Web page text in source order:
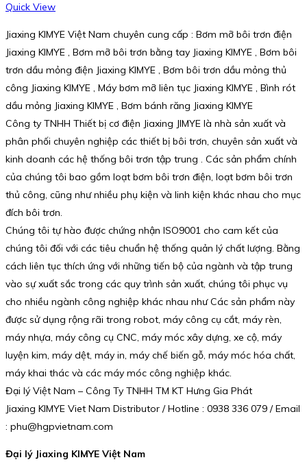
Quick View
Jiaxing KIMYE Việt Nam chuyên cung cấp : Bơm mỡ bôi trơn điện
Jiaxing KIMYE , Bơm mỡ bôi trơn bằng tay Jiaxing KIMYE , Bơm bôi
trơn dầu mỏng điện Jiaxing KIMYE , Bơm bôi trơn dầu mỏng thủ
công Jiaxing KIMYE , Máy bơm mỡ liên tục Jiaxing KIMYE , Bình rót
dầu mỏng Jiaxing KIMYE , Bơm bánh răng Jiaxing KIMYE
Công ty TNHH Thiết bị cơ điện Jiaxing JIMYE là nhà sản xuất và
phân phối chuyên nghiệp các thiết bị bôi trơn, chuyên sản xuất và
kinh doanh các hệ thống bôi trơn tập trung . Các sản phẩm chính
của chúng tôi bao gồm loạt bơm bôi trơn điện, loạt bơm bôi trơn
thủ công, cũng như nhiều phụ kiện và linh kiện khác nhau cho mục
đích bôi trơn.
Chúng tôi tự hào được chứng nhận ISO9001 cho cam kết của
chúng tôi đối với các tiêu chuẩn hệ thống quản lý chất lượng. Bằng
cách liên tục thích ứng với những tiến bộ của ngành và tập trung
vào sự xuất sắc trong các quy trình sản xuất, chúng tôi phục vụ
cho nhiều ngành công nghiệp khác nhau như Các sản phẩm này
được sử dụng rộng rãi trong robot, máy công cụ cắt, máy rèn,
máy nhựa, máy công cụ CNC, máy móc xây dựng, xe cộ, máy
luyện kim, máy dệt, máy in, máy chế biến gỗ, máy móc hóa chất,
máy khai thác và các máy móc công nghiệp khác.
Đại lý Việt Nam – Công Ty TNHH TM KT Hưng Gia Phát
Jiaxing KIMYE Viet Nam Distributor / Hotline : 0938 336 079 / Email
: phu@hgpvietnam.com
Đại lý Jiaxing KIMYE Việt Nam